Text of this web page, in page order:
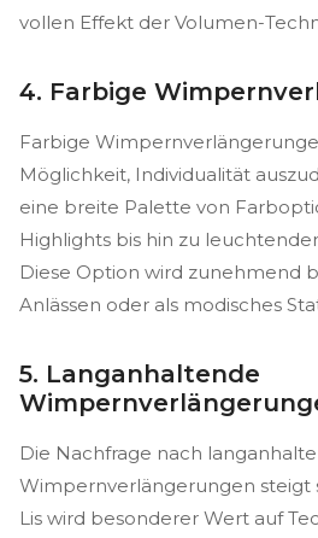
vollen Effekt der Volumen-
4. Farbige
Farbige
Möglichkeit, Individualität
eine breite Palette von
Highlights bis hin zu
Diese Option wird zunehmend
Anlässen oder als modisches
5. Langanhaltende
Die Nachfrage nach
Wimpernverlängerungen steigt
Lis wird besonderer Wert auf